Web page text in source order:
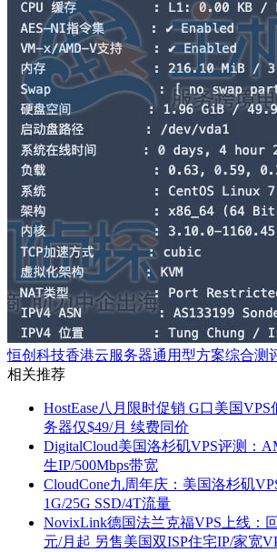
恒创科技香港云服务器通用型方案综合测
相关推荐
HostEase八月限时促销 G口美国VPS
务器仅$49/月 续费同价
DigitalCloud美国洛杉矶VPS评测：
生IP/500Mbps带宽
CloudCone九周年庆：美国洛杉矶
1G/25G SSD/4T流量
NovixLink德国法兰克福VPS上线：
元/月起 另售美国双ISP住宅IP/家宽